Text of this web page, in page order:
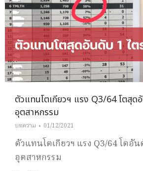
ตัวแทนโตเกียวฯ แรง Q3/64 โตสุ
อุตสาหกรรม
บทความ 01/12/2021
ตัวแทนโตเกียวฯ แรง Q3/64 โตอั
อุตสาหกรรม